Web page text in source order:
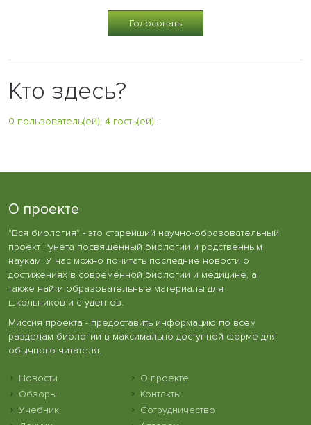
Кто здесь?
0 пользователь(ей), 4 гость(ей) :
О проекте
"Вся биология" - это старейший научно-образовательный
проект Рунета посвященный биологии и родственным
наукам. У нас можно почитать последние новости о
достижениях в современной биологии и медицине, а
также найти образовательные материалы для
школьников и студентов.
Миссия проекта - предоставить информацию по всем
разделам биологии в максимально доступной форме для
обычного читателя.
Новости
Обзоры
Учебник
О проекте
Контакты
Сотрудничество